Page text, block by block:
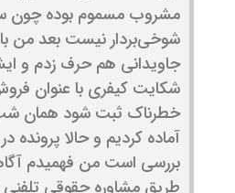
مشروب مسموم بوده چون
شوخی‌بردار نیست بعد من با
جاویدانی هم حرف زدم و
شکایت کیفری با عنوان
خطرناک ثبت شود همان
آماده کردیم و حالا پرونده
بررسی است من فهمیدم
طریق مشاوره حقوقی